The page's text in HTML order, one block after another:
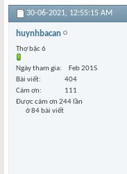
30-06-2021, 12:55:15 AM
huynhbacan
Thợ bậc 6
Ngày tham gia
Feb 2015
Bài viết
404
Cám ơn
111
Được cám ơn 244 lần
ở 84 bài viết